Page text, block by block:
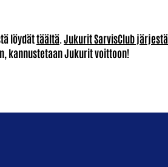
löydättäältä Jukurit SarvisClub
kannustetaan Jukurit voittoon!